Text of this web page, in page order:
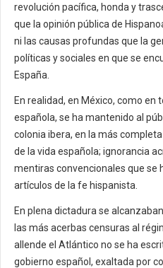
revolución pacífica, honda y
que la opinión pública de
ni las causas profundas que la
políticas y sociales en que se
España.
En realidad, en México, como en
española, se ha mantenido al
colonia ibera, en la más
de la vida española; ignorancia
mentiras convencionales que se
artículos de la fe hispanista.
En plena dictadura se
las más acerbas censuras al
allende el Atlántico no se ha
gobierno español, exaltada por